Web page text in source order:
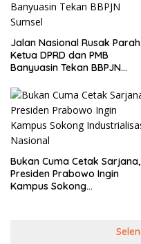
Jalan Nasional Rusak Parah :
Ketua DPRD dan PMB
Banyuasin Tekan BBPJN
Bukan Cuma Cetak Sarjana,
Presiden Prabowo Ingin
Kampus Sokong